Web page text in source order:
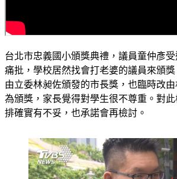
痛批，學校居然找會打老婆的議員來頒
由立委林昶佐頒發的市長獎，也臨時改
為頒獎，家長覺得對學生很不尊重。對
排確實有不妥，也承諾會再檢討。